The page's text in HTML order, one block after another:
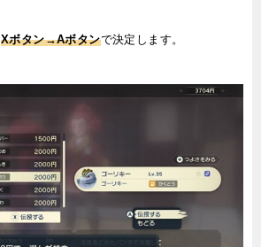
Xボタン→Aボタンで決定します。